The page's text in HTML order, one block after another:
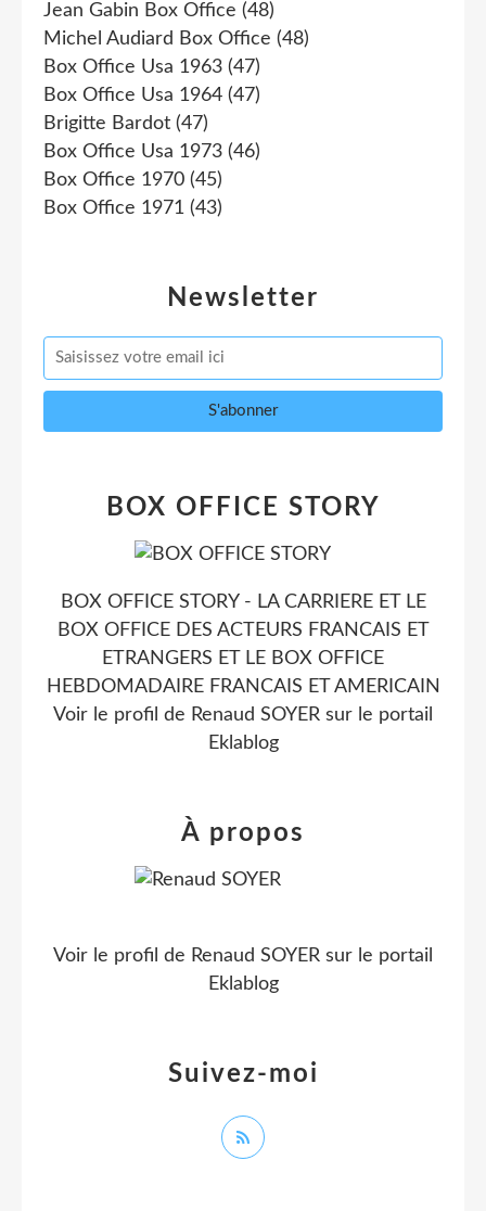
Newsletter
Jean Gabin Box Office (48)
Michel Audiard Box Office (48)
Box Office Usa 1963 (47)
Box Office Usa 1964 (47)
Brigitte Bardot (47)
Box Office Usa 1973 (46)
Box Office 1970 (45)
Box Office 1971 (43)
BOX OFFICE STORY
BOX OFFICE STORY - LA CARRIERE ET LE
BOX OFFICE DES ACTEURS FRANCAIS ET
ETRANGERS ET LE BOX OFFICE
HEBDOMADAIRE FRANCAIS ET AMERICAIN
Voir le profil de Renaud SOYER sur le portail
Eklablog
Suivez-moi
À propos
Voir le profil de Renaud SOYER sur le portail
Eklablog